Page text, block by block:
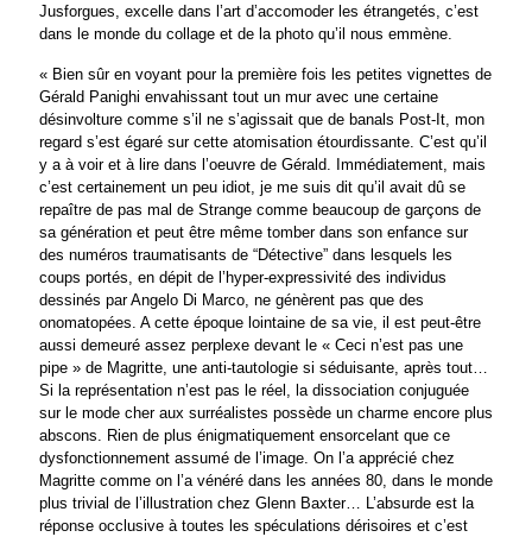
Jusforgues, excelle dans l’art d’accomoder les étrangetés, c’est
dans le monde du collage et de la photo qu’il nous emmène.
« Bien sûr en voyant pour la première fois les petites vignettes de
Gérald Panighi envahissant tout un mur avec une certaine
désinvolture comme s’il ne s’agissait que de banals Post-It, mon
regard s’est égaré sur cette atomisation étourdissante. C’est qu’il
y a à voir et à lire dans l’oeuvre de Gérald. Immédiatement, mais
c’est certainement un peu idiot, je me suis dit qu’il avait dû se
repaître de pas mal de Strange comme beaucoup de garçons de
sa génération et peut être même tomber dans son enfance sur
des numéros traumatisants de “Détective” dans lesquels les
coups portés, en dépit de l’hyper-expressivité des individus
dessinés par Angelo Di Marco, ne génèrent pas que des
onomatopées. A cette époque lointaine de sa vie, il est peut-être
aussi demeuré assez perplexe devant le « Ceci n’est pas une
pipe » de Magritte, une anti-tautologie si séduisante, après tout…
Si la représentation n’est pas le réel, la dissociation conjuguée
sur le mode cher aux surréalistes possède un charme encore plus
abscons. Rien de plus énigmatiquement ensorcelant que ce
dysfonctionnement assumé de l’image. On l’a apprécié chez
Magritte comme on l’a vénéré dans les années 80, dans le monde
plus trivial de l’illustration chez Glenn Baxter… L’absurde est la
réponse occlusive à toutes les spéculations dérisoires et c’est